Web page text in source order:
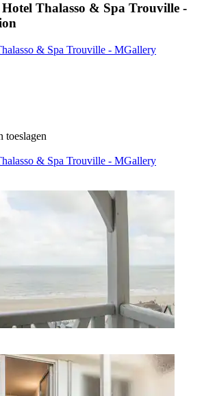
Thalasso & Spa Trouville -
& Spa Trouville - MGallery
toeslagen
& Spa Trouville - MGallery